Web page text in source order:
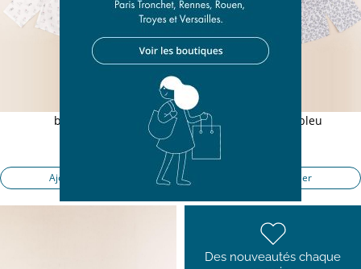
blouse blanc
Ajouter au panier
blouse blanc, bleu
Ajouter au panier
Des nouveautés chaque